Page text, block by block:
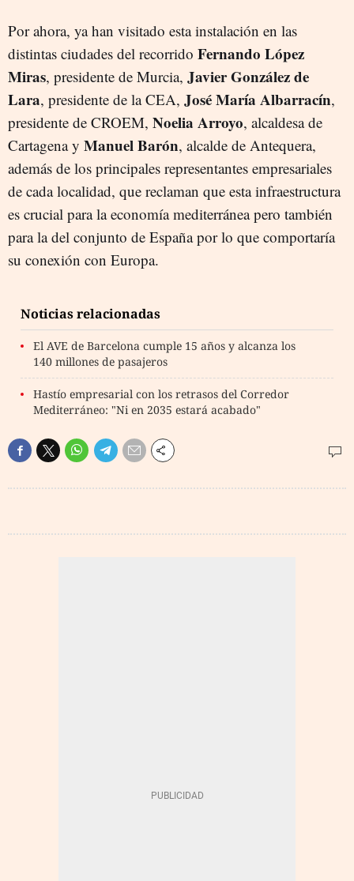
Por ahora, ya han visitado esta instalación en las
distintas ciudades del recorrido Fernando López
Miras, presidente de Murcia, Javier González de
Lara, presidente de la CEA, José María Albarracín,
presidente de CROEM, Noelia Arroyo, alcaldesa de
Cartagena y Manuel Barón, alcalde de Antequera,
además de los principales representantes empresariales
de cada localidad, que reclaman que esta infraestructura
es crucial para la economía mediterránea pero también
para la del conjunto de España por lo que comportaría
su conexión con Europa.
Noticias relacionadas
El AVE de Barcelona cumple 15 años y alcanza los
140 millones de pasajeros
Hastío empresarial con los retrasos del Corredor
Mediterráneo: "Ni en 2035 estará acabado"